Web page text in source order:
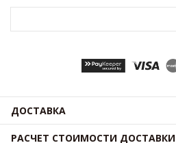
ДОСТАВКА
РАСЧЕТ СТОИМОСТИ ДОСТАВКИ